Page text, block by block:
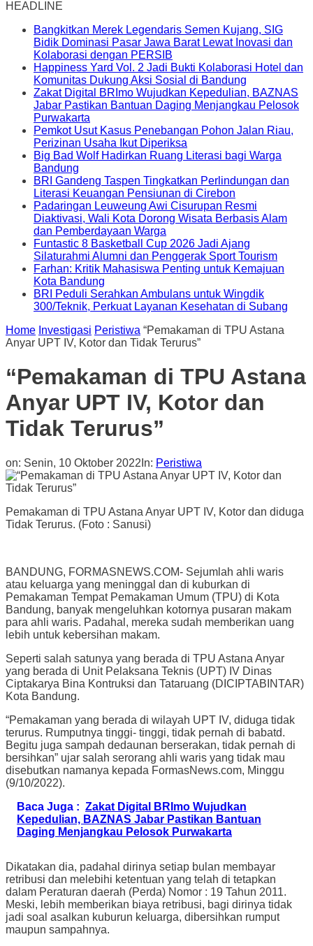
HEADLINE
Bangkitkan Merek Legendaris Semen Kujang, SIG
Bidik Dominasi Pasar Jawa Barat Lewat Inovasi dan
Kolaborasi dengan PERSIB
Happiness Yard Vol. 2 Jadi Bukti Kolaborasi Hotel dan
Komunitas Dukung Aksi Sosial di Bandung
Zakat Digital BRImo Wujudkan Kepedulian, BAZNAS
Jabar Pastikan Bantuan Daging Menjangkau Pelosok
Purwakarta
Pemkot Usut Kasus Penebangan Pohon Jalan Riau,
Perizinan Usaha Ikut Diperiksa
Big Bad Wolf Hadirkan Ruang Literasi bagi Warga
Bandung
BRI Gandeng Taspen Tingkatkan Perlindungan dan
Literasi Keuangan Pensiunan di Cirebon
Padaringan Leuweung Awi Cisurupan Resmi
Diaktivasi, Wali Kota Dorong Wisata Berbasis Alam
dan Pemberdayaan Warga
Funtastic 8 Basketball Cup 2026 Jadi Ajang
Silaturahmi Alumni dan Penggerak Sport Tourism
Farhan: Kritik Mahasiswa Penting untuk Kemajuan
Kota Bandung
BRI Peduli Serahkan Ambulans untuk Wingdik
300/Teknik, Perkuat Layanan Kesehatan di Subang
Home Investigasi Peristiwa “Pemakaman di TPU Astana
Anyar UPT IV, Kotor dan Tidak Terurus”
“Pemakaman di TPU Astana
Anyar UPT IV, Kotor dan
Tidak Terurus”
on: Senin, 10 Oktober 2022 In: Peristiwa
Pemakaman di TPU Astana Anyar UPT IV, Kotor dan diduga
Tidak Terurus. (Foto : Sanusi)
BANDUNG, FORMASNEWS.COM- Sejumlah ahli waris
atau keluarga yang meninggal dan di kuburkan di
Pemakaman Tempat Pemakaman Umum (TPU) di Kota
Bandung, banyak mengeluhkan kotornya pusaran makam
para ahli waris. Padahal, mereka sudah memberikan uang
lebih untuk kebersihan makam.
Seperti salah satunya yang berada di TPU Astana Anyar
yang berada di Unit Pelaksana Teknis (UPT) IV Dinas
Ciptakarya Bina Kontruksi dan Tataruang (DICIPTABINTAR)
Kota Bandung.
“Pemakaman yang berada di wilayah UPT IV, diduga tidak
terurus. Rumputnya tinggi- tinggi, tidak pernah di babatd.
Begitu juga sampah dedaunan berserakan, tidak pernah di
bersihkan” ujar salah serorang ahli waris yang tidak mau
disebutkan namanya kepada FormasNews.com, Minggu
(9/10/2022).
Baca Juga : Zakat Digital BRImo Wujudkan
Kepedulian, BAZNAS Jabar Pastikan Bantuan
Daging Menjangkau Pelosok Purwakarta
Dikatakan dia, padahal dirinya setiap bulan membayar
retribusi dan melebihi ketentuan yang telah di tetapkan
dalam Peraturan daerah (Perda) Nomor : 19 Tahun 2011.
Meski, lebih memberikan biaya retribusi, bagi dirinya tidak
jadi soal asalkan kuburun keluarga, dibersihkan rumput
maupun sampahnya.